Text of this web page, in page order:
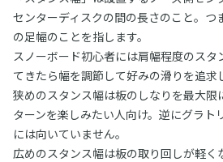
センターディスクの間の長さのこと。つ
の足幅のことを指します。
スノーボード初心者には肩幅程度のスタ
てきたら幅を調節して好みの滑りを追求
狭めのスタンス幅は板のしなりを最大限
ターンを楽しみたい人向け。逆にグラト
には向いていません。
広めのスタンス幅は板の取り回しが軽く